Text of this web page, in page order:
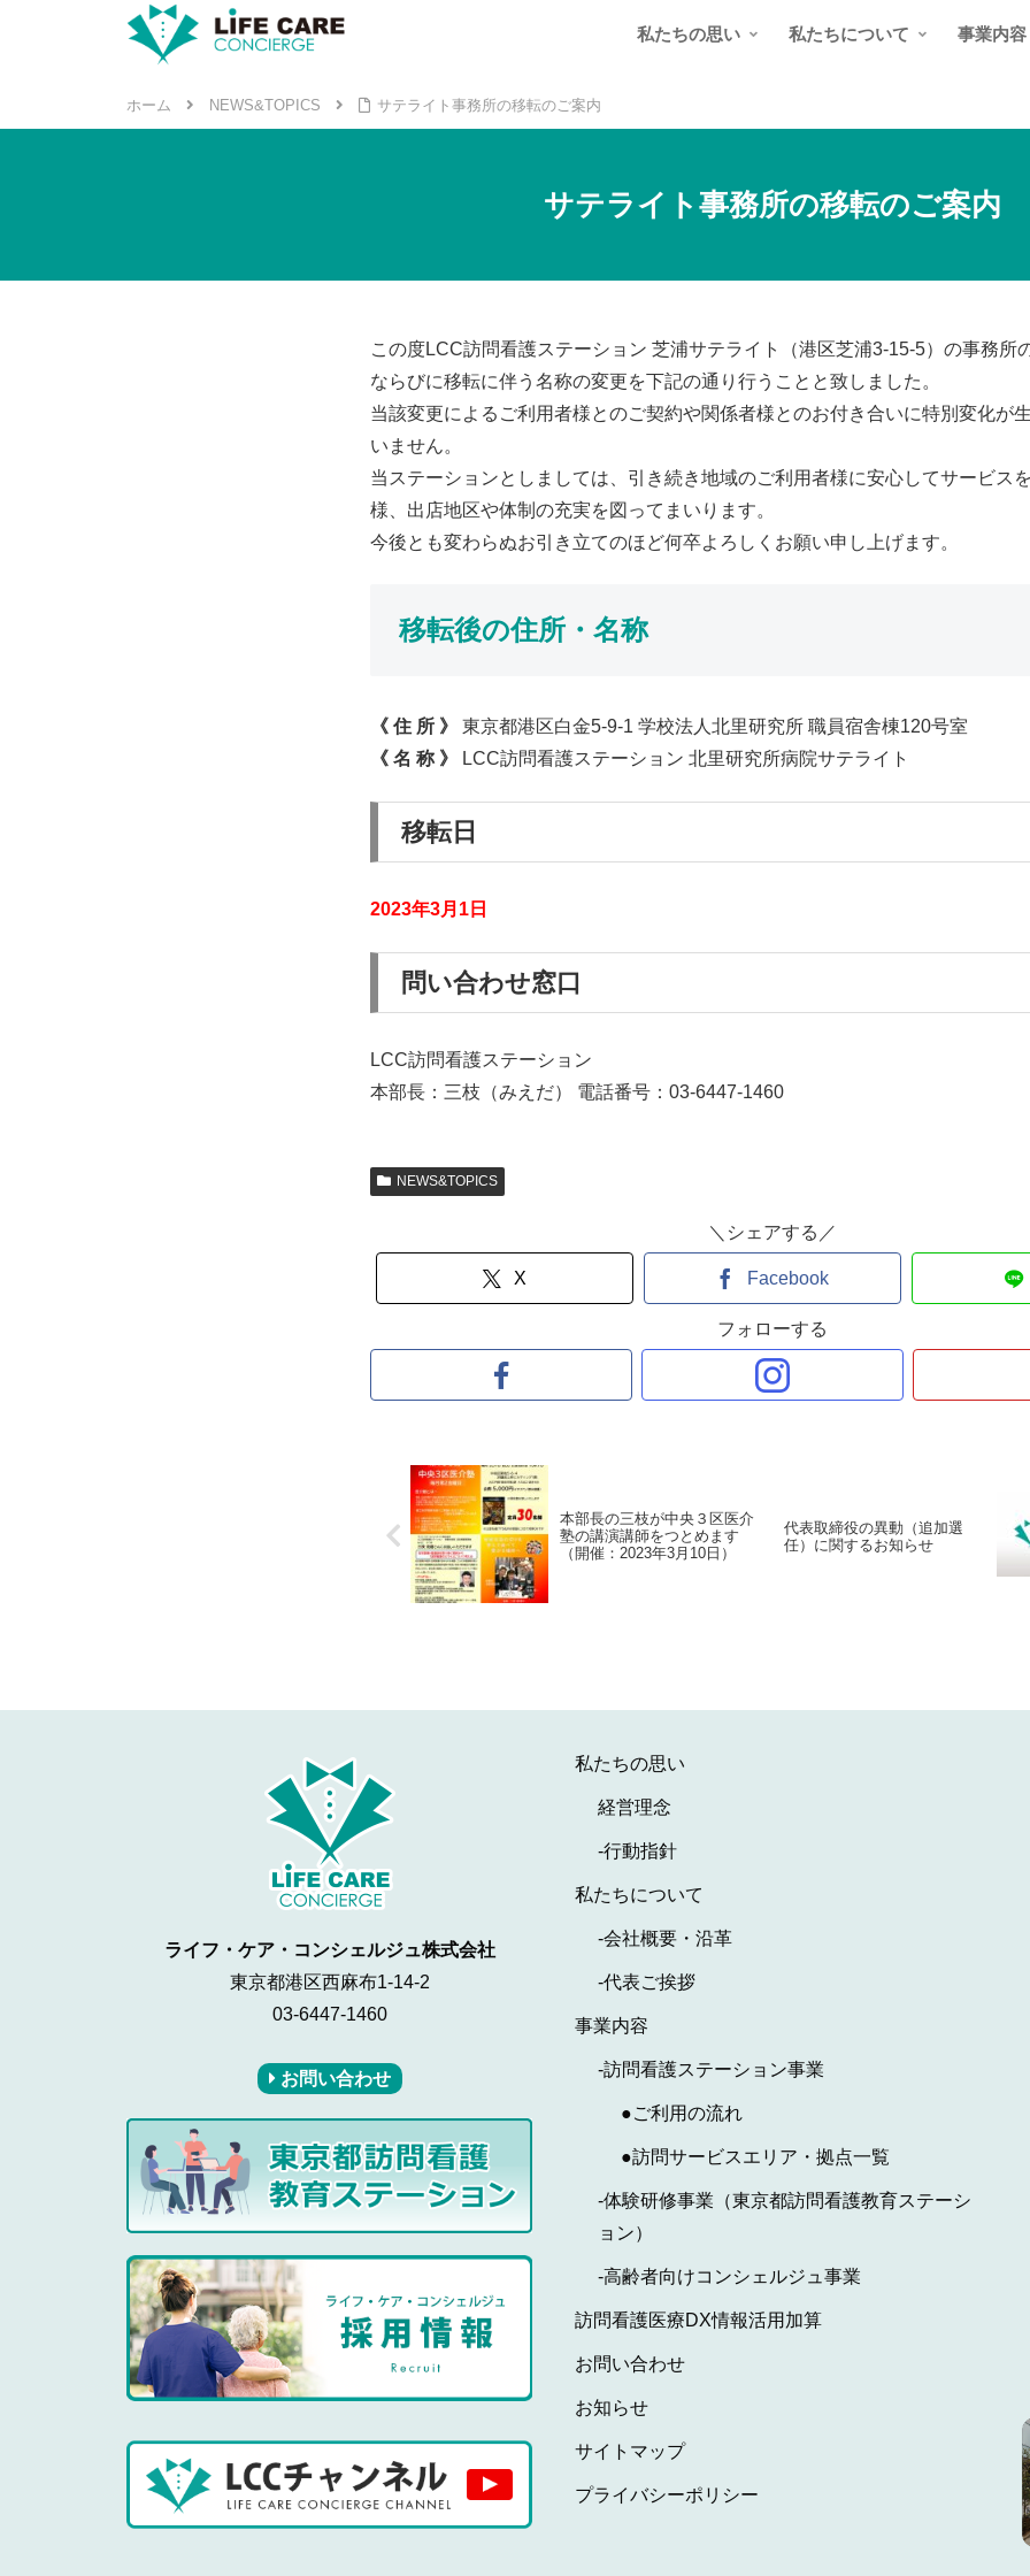
私たちの思い 私たちについて 事業内容
ホーム NEWS&TOPICS サテライト事務所の移転のご案内
サテライト事務所の移転のご案内
この度LCC訪問看護ステーション 芝浦サテライト（港区芝浦3-15-5）の事務所
ならびに移転に伴う名称の変更を下記の通り⾏うことと致しました。
当該変更によるご利⽤者様とのご契約や関係者様とのお付き合いに特別変化が
いません。
当ステーションとしましては、引き続き地域のご利⽤者様に安⼼してサービス
様、出店地区や体制の充実を図ってまいります。
今後とも変わらぬお引き⽴てのほど何卒よろしくお願い申し上げます。
移転後の住所・名称
《 住 所 》
東京都港区⽩⾦5-9-1 学校法⼈北⾥研究所 職員宿舎棟120号室
《 名 称 》
LCC訪問看護ステーション 北⾥研究所病院サテライト
移転⽇
2023年3⽉1⽇
問い合わせ窓⼝
LCC訪問看護ステーション
本部⻑：三枝（みえだ） 電話番号：03-6447-1460
NEWS&TOPICS
＼シェアする／
X Facebook
フォローする
本部長の三枝が中央３区医介
塾の講演講師をつとめます
（開催：2023年3月10日）
代表取締役の異動（追加選
任）に関するお知らせ
ライフ・ケア・コンシェルジュ株式会社
東京都港区西麻布1-14-2
03-6447-1460
お問い合わせ
私たちの思い
経営理念
-行動指針
私たちについて
-会社概要・沿革
-代表ご挨拶
事業内容
-訪問看護ステーション事業
●ご利用の流れ
●訪問サービスエリア・拠点一覧
-体験研修事業（東京都訪問看護教育ステーシ
ョン）
-高齢者向けコンシェルジュ事業
訪問看護医療DX情報活用加算
お問い合わせ
お知らせ
サイトマップ
プライバシーポリシー